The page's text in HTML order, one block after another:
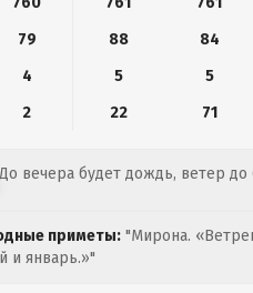
79 88 84
4 5 5
2 22 71
До вечера будет дождь, ветер до
приметы: "Мирона.
и январь.»"